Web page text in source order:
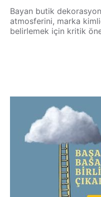
Bayan butik
atmosferini, marka
belirlemek için kritik